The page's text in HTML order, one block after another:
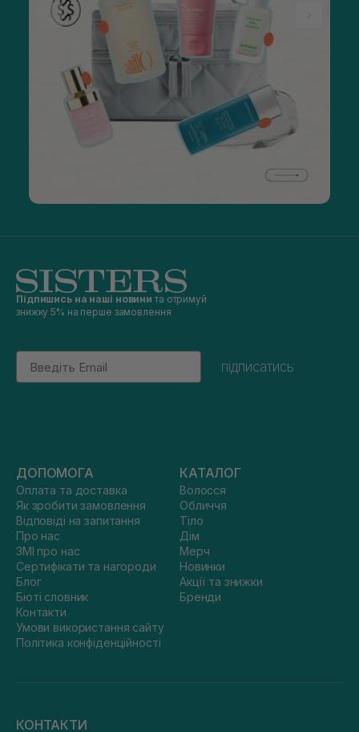
Підпишись на наші новини та отримуй
знижку 5% на перше замовлення
Email
підписатись
ДОПОМОГА
Оплата та доставка
Як зробити замовлення
Відповіді на запитання
Про нас
ЗМІ про нас
Сертифікати та нагороди
Блог
Бюті словник
Контакти
Умови використання сайту
Політика конфіденційності
КАТАЛОГ
Волосся
Обличчя
Тіло
Дім
Мерч
Новинки
Акції та знижки
Бренди
КОНТАКТИ